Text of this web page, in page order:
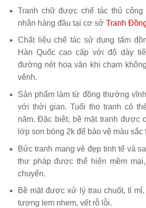
Tranh chữ được chế tác thủ
nhân hàng đầu tại cơ sở Tranh
Chất liệu chế tác sử dụng tấm
Hàn Quốc cao cấp với độ dày
đường nét hoa văn khi chạm
vênh.
Sản phẩm làm từ đồng thường
với thời gian. Tuổi thọ tranh có
năm. Đặc biệt, bề mặt tranh được
lớp son bóng 2k để bảo vệ màu
Bức tranh mang vẻ đẹp tinh tế và
thư pháp được thể hiện mềm
chuyển.
Bề mặt được xử lý trau chuốt, tỉ
tượng lem nhem, vết rỗ lỗi.